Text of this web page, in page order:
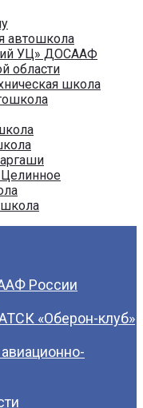
автошкола
УЦ» ДОСААФ
области
школа
России
«Оберон-клуб»